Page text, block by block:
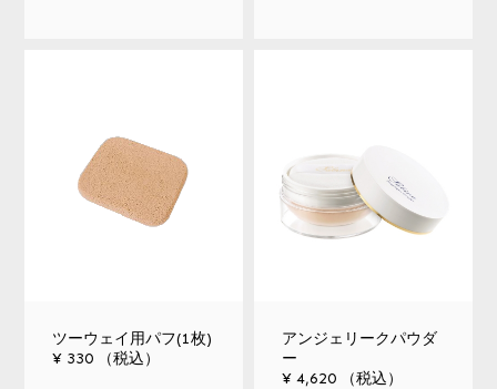
ツーウェイ用パフ(1枚)
¥ 330 （税込）
アンジェリークパウダ
ー
¥ 4,620 （税込）